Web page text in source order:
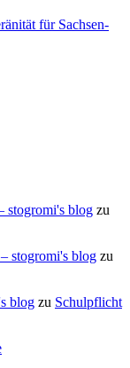
für Sachsen-
stogromi's blog zu
stogromi's blog zu
blog zu Schulpflicht